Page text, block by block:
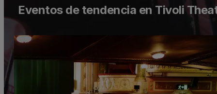
Eventos de tendencia en Tivoli